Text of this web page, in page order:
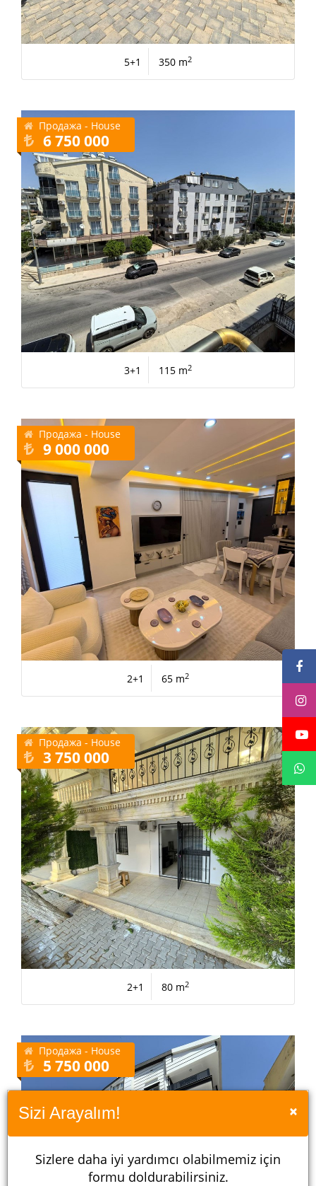
5+1 350 m2
Продажа - House
6 750 000
3+1 115 m2
Продажа - House
9 000 000
2+1 65 m2
Продажа - House
3 750 000
2+1 80 m2
Продажа - House
5 750 000
Sizi Arayalım! ×
Sizlere daha iyi yardımcı olabilmemiz için
formu doldurabilirsiniz.